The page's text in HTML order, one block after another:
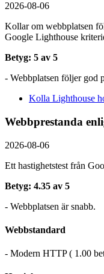
2026-08-06
Kollar om webbplatsen
Google Lighthouse
Betyg: 5 av 5
- Webbplatsen följer god
Kolla Lighthouse
Webbprestanda
2026-08-06
Ett hastighetstest från
Betyg: 4.35 av 5
- Webbplatsen är snabb.
Webbstandard
- Modern HTTP ( 1.00